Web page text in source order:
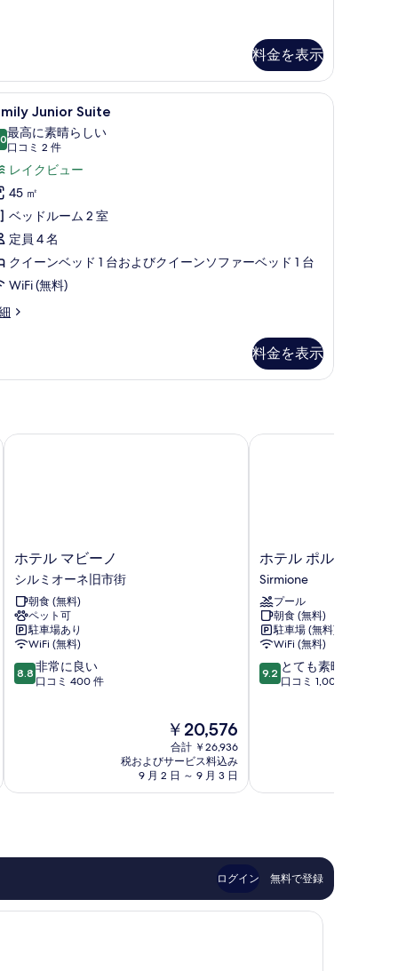
料金を表示
の景観 Family Junior Suite | ミニバー、セーフティ
11 Junior Suite
点中 10.0
最高に素晴らしい
口コミ 2 件
(口
コ
ミ
件)
レイクビュー
45 ㎡
ベッドルーム 2 室
定員 4 名
クイーンベッド 1 台およびクイーンソファーベッド 1 台
WiFi (無料)
料金を表示
ホ
テ
ル
マ
ビ
ー
ノ
シ
ル
街
ホテル マビーノ
シルミオーネ旧市街
朝食 (無料)
ペット可
駐車場あり
WiFi (無料)
10
段
良
ミ
件
8.8 非常に良い
口コミ 400 件
現
在
の
料
金
￥20,576
合計 ￥26,936
税およびサービス料込み
9 月 2 日 ～ 9 月 3 日
ホテル マビーノ
ホ
テ
ル
ポ
ル
ト
ア
ズ
ー
ホテル ポルト アズー
Sirmione
プール
朝食 (無料)
駐車場 (無料)
WiFi (無料)
10
段
素
い、
口
ミ
9.2 とても素晴らしい
口コミ 1,000 件
ホテル ポルト アズーロ
ログイン 無料で登録